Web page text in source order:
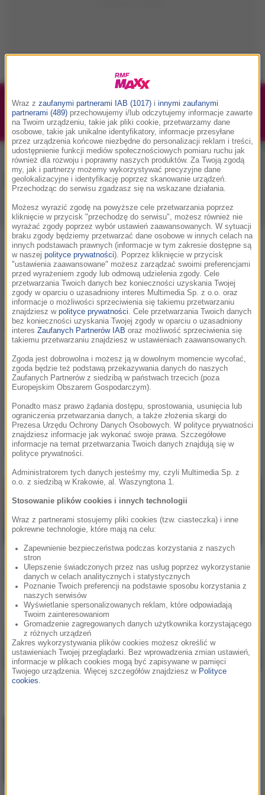
1/1 Podwójne bilety na Silesia Memoriał Kamili
Skolimowskiej 2026 - 23.08.2026
Muzyka w RMF MAXX
Playlista Hity Nowości muzyczne
0 2 3 4 5 7 9 A B C D E F G H I J
Tyler, The Creator
Informacje oTyler, The Creator
Tyler, The Creator to pochodzący ze Stanów
Zjednoczonych raper, aktor i projektant mody. Na
scenie muzycznej jest aktywny od 2006 roku, a jego
debiutancki krążek ukazał się trzy lata później.
Podziel się:
Tyler, The Creator , utwory
Tyler, The Creator / Kali
Uchis
See You Again
Young
Like Him
Tyler, The Creator
Wraz z zaufanymi partnerami IAB (1017) i innymi zaufanymi
partnerami (489) przechowujemy i/lub odczytujemy informacje zawarte
na Twoim urządzeniu, takie jak pliki cookie, przetwarzamy dane
osobowe, takie jak unikalne identyfikatory, informacje przesyłane
przez urządzenia końcowe niezbędne do personalizacji reklam i treści,
udostępnienie funkcji mediów społecznościowych pomiaru ruchu jak
również dla rozwoju i poprawny naszych produktów. Za Twoją zgodą
my, jak i partnerzy możemy wykorzystywać precyzyjne dane
geolokalizacyjne i identyfikację poprzez skanowanie urządzeń.
Przechodząc do serwisu zgadzasz się na wskazane działania.
Możesz wyrazić zgodę na powyższe cele przetwarzania poprzez
kliknięcie w przycisk "przechodzę do serwisu", możesz również nie
wyrażać zgody poprzez wybór ustawień zaawansowanych. W sytuacji
braku zgody będziemy przetwarzać dane osobowe w innych celach na
innych podstawach prawnych (informacje w tym zakresie dostępne są
w naszej polityce prywatności). Poprzez kliknięcie w przycisk
"ustawienia zaawansowane" możesz zarządzać swoimi preferencjami
przed wyrażeniem zgody lub odmową udzielenia zgody. Cele
przetwarzania Twoich danych bez konieczności uzyskania Twojej
zgody w oparciu o uzasadniony interes Multimedia Sp. z o.o. oraz
informacje o możliwości sprzeciwienia się takiemu przetwarzaniu
znajdziesz w polityce prywatności. Cele przetwarzania Twoich danych
bez konieczności uzyskania Twojej zgody w oparciu o uzasadniony
interes Zaufanych Partnerów IAB oraz możliwość sprzeciwienia się
takiemu przetwarzaniu znajdziesz w ustawieniach zaawansowanych.
Zgoda jest dobrowolna i możesz ją w dowolnym momencie wycofać,
zgoda będzie też podstawą przekazywania danych do naszych
Zaufanych Partnerów z siedzibą w państwach trzecich (poza
Europejskim Obszarem Gospodarczym).
Ponadto masz prawo żądania dostępu, sprostowania, usunięcia lub
ograniczenia przetwarzania danych, a także złożenia skargi do
Prezesa Urzędu Ochrony Danych Osobowych. W polityce prywatności
znajdziesz informacje jak wykonać swoje prawa. Szczegółowe
informacje na temat przetwarzania Twoich danych znajdują się w
polityce prywatności.
Administratorem tych danych jesteśmy my, czyli Multimedia Sp. z
o.o. z siedzibą w Krakowie, al. Waszyngtona 1.
Stosowanie plików cookies i innych technologii
Wraz z partnerami stosujemy pliki cookies (tzw. ciasteczka) i inne
pokrewne technologie, które mają na celu:
Zapewnienie bezpieczeństwa podczas korzystania z naszych
stron
Ulepszenie świadczonych przez nas usług poprzez wykorzystanie
danych w celach analitycznych i statystycznych
Poznanie Twoich preferencji na podstawie sposobu korzystania z
naszych serwisów
Wyświetlanie spersonalizowanych reklam, które odpowiadają
Twoim zainteresowaniom
Gromadzenie zagregowanych danych użytkownika korzystającego
z różnych urządzeń
Zakres wykorzystywania plików cookies możesz określić w
ustawieniach Twojej przeglądarki. Bez wprowadzenia zmian ustawień,
informacje w plikach cookies mogą być zapisywane w pamięci
Twojego urządzenia. Więcej szczegółów znajdziesz w Polityce
cookies.